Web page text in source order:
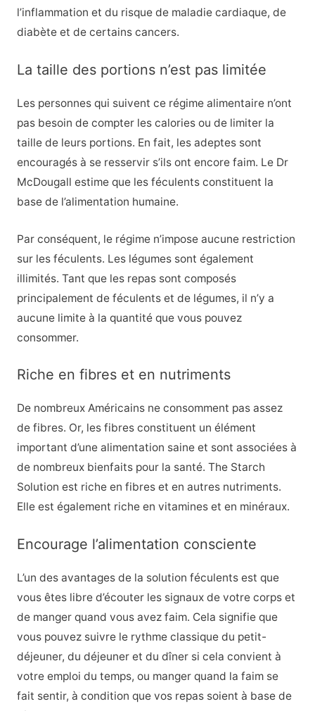
l’inflammation et du risque de maladie cardiaque, de
diabète et de certains cancers.
La taille des portions n’est pas limitée
Les personnes qui suivent ce régime alimentaire n’ont
pas besoin de compter les calories ou de limiter la
taille de leurs portions. En fait, les adeptes sont
encouragés à se resservir s’ils ont encore faim. Le Dr
McDougall estime que les féculents constituent la
base de l’alimentation humaine.
Par conséquent, le régime n’impose aucune restriction
sur les féculents. Les légumes sont également
illimités. Tant que les repas sont composés
principalement de féculents et de légumes, il n’y a
aucune limite à la quantité que vous pouvez
consommer.
Riche en fibres et en nutriments
De nombreux Américains ne consomment pas assez
de fibres. Or, les fibres constituent un élément
important d’une alimentation saine et sont associées à
de nombreux bienfaits pour la santé. The Starch
Solution est riche en fibres et en autres nutriments.
Elle est également riche en vitamines et en minéraux.
Encourage l’alimentation consciente
L’un des avantages de la solution féculents est que
vous êtes libre d’écouter les signaux de votre corps et
de manger quand vous avez faim. Cela signifie que
vous pouvez suivre le rythme classique du petit-
déjeuner, du déjeuner et du dîner si cela convient à
votre emploi du temps, ou manger quand la faim se
fait sentir, à condition que vos repas soient à base de